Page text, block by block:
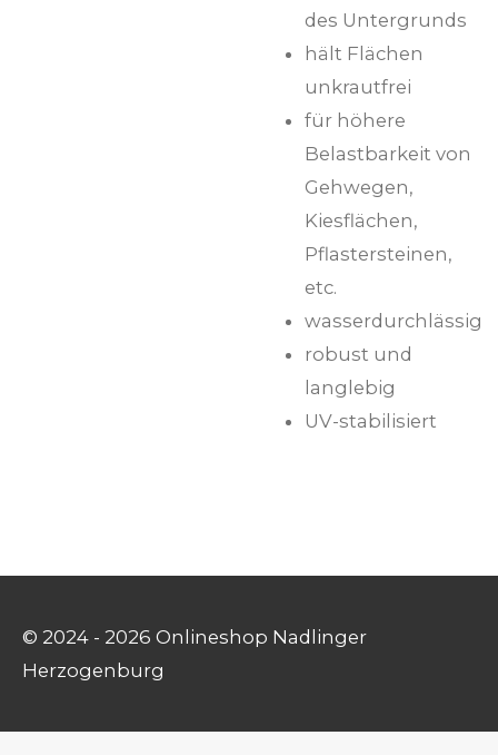
des Untergrunds
hält Flächen
unkrautfrei
für höhere
Belastbarkeit von
Gehwegen,
Kiesflächen,
Pflastersteinen,
etc.
wasserdurchlässig
robust und
langlebig
UV-stabilisiert
© 2024 - 2026 Onlineshop Nadlinger
Herzogenburg